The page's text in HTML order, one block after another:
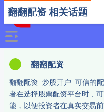
翻翻配资
翻翻配资_炒股开户_可信的
者在选择股票配资平台时，
能，以便投资者在真实交易前
翻翻配资 相关话题